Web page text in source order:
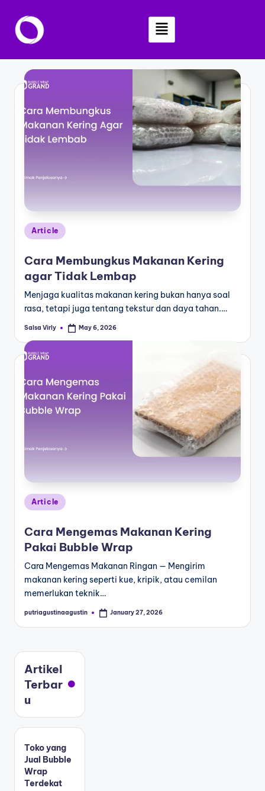
Skip
Article
Cara Membungkus Makanan Kering
agar Tidak Lembap
Menjaga kualitas makanan kering bukan hanya soal
rasa, tetapi juga tentang tekstur dan daya tahan.…
Salsa Virly May 6, 2026
Article
Cara Mengemas Makanan Kering
Pakai Bubble Wrap
Cara Mengemas Makanan Ringan — Mengirim
makanan kering seperti kue, kripik, atau cemilan
memerlukan teknik…
putriagustinaagustin January 27, 2026
Artikel
Terbar
u
Toko yang
Jual Bubble
Wrap
Terdekat